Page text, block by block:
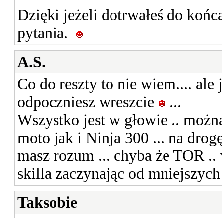
Dzięki jeżeli dotrwałeś do
pytania.
A.S.
Co do reszty to nie wiem.... ale
odpoczniesz wreszcie
...
Wszystko jest w głowie ..
moto jak i Ninja 300 ... na
masz rozum ... chyba że TOR
skilla zaczynając od
Taksobie